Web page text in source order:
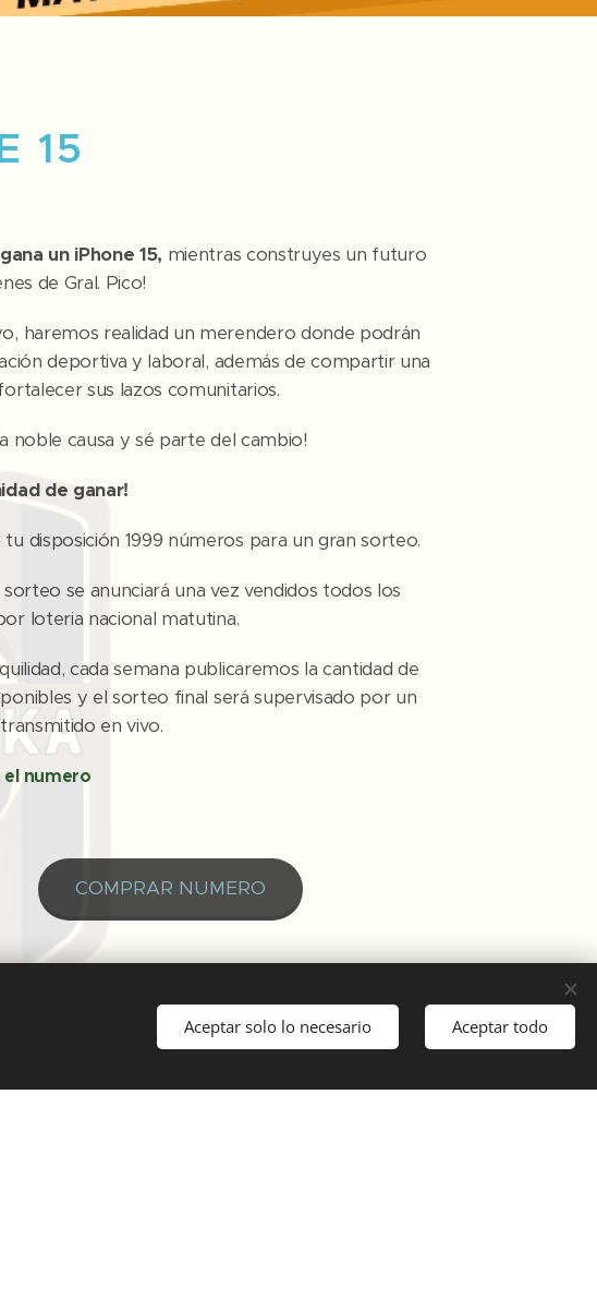
15
un iPhone 15, mientras construyes un futuro
de Gral. Pico!
haremos realidad un merendero donde podrán
deportiva y laboral, además de compartir una
sus lazos comunitarios.
noble causa y sé parte del cambio!
de ganar!
disposición 1999 números para un gran sorteo.
se anunciará una vez vendidos todos los
loteria nacional matutina.
cada semana publicaremos la cantidad de
y el sorteo final será supervisado por un
en vivo.
numero
COMPRAR NUMERO
Aceptar solo lo necesario Aceptar todo